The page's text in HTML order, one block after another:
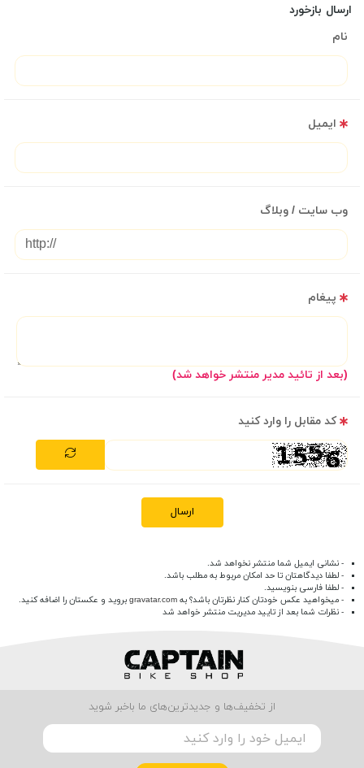
ارسال بازخورد
نام
ایمیل
وب سایت / وبلاگ
پیغام
(بعد از تائید مدیر منتشر خواهد شد)
کد مقابل را وارد کنید
ارسال
- نشانی ایمیل شما منتشر نخواهد شد.
- لطفا دیدگاهتان تا حد امکان مربوط به مطلب باشد.
- لطفا فارسی بنویسید.
- میخواهید عکس خودتان کنار نظرتان باشد؟ به gravatar.com بروید و عکستان را اضافه کنید.
- نظرات شما بعد از تایید مدیریت منتشر خواهد شد
از تخفیف‌ها و جدیدترین‌های ما باخبر شوید